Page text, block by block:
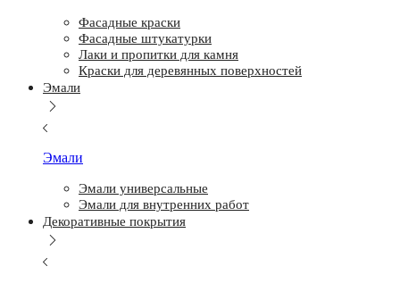
Фасадные краски
Фасадные штукатурки
Лаки и пропитки для камня
Краски для деревянных поверхностей
Эмали
Эмали
Эмали универсальные
Эмали для внутренних работ
Декоративные покрытия